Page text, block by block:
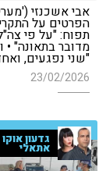
אבי אשכנזי
הפרטים על
תפוח: "על פי
מדובר בתאונה" •
"שני נפגעים,
23/02/2026
גדעון
אתאלי